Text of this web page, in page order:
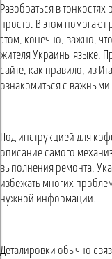
Разобраться в
просто. В этом помогают
этом, конечно, важно,
жителя Украины языке.
сайте, как правило, из
ознакомиться с
Под инструкцией для
описание самого
выполнения ремонта.
избежать многих
нужной информации.
Деталировки обычно